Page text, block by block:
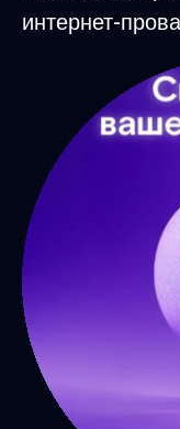
интернет-